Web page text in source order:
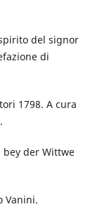
spirito del signor
di
1798. A cura
bey der Wittwe
Vanini.